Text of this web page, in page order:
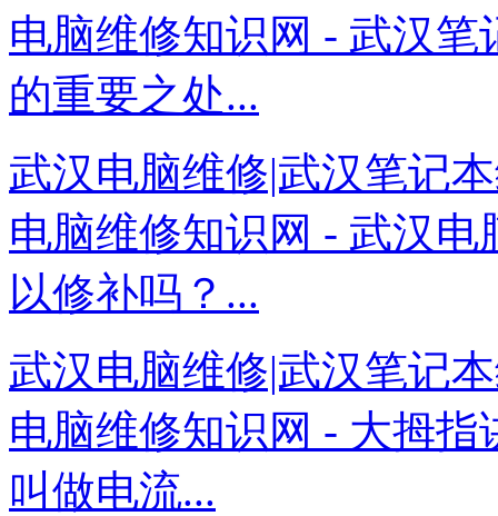
电脑维修知识网 - 武汉
的重要之处...
武汉电脑维修|武汉笔记
电脑维修知识网 - 武汉
以修补吗？...
武汉电脑维修|武汉笔记
电脑维修知识网 - 大拇
叫做电流...